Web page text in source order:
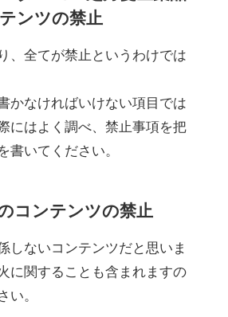
ンツの禁止
、全てが禁止というわけでは
かなければいけない項目では
にはよく調べ、禁止事項を把
書いてください。
コンテンツの禁止
しないコンテンツだと思いま
に関することも含まれますの
い。